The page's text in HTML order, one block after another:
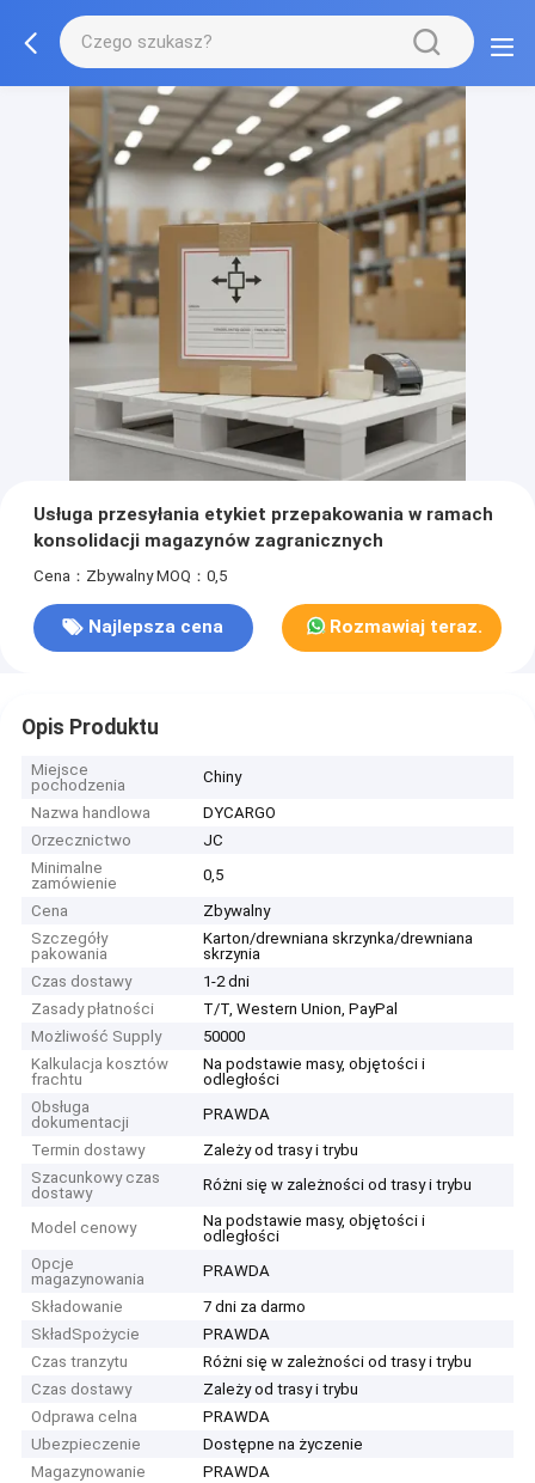
Usługa przesyłania etykiet przepakowania w ramach
konsolidacji magazynów zagranicznych
Cena：Zbywalny MOQ：0,5
Najlepsza cena Rozmawiaj teraz.
Opis Produktu
Miejsce
pochodzenia
Chiny
Nazwa handlowa
DYCARGO
Orzecznictwo
JC
Minimalne
zamówienie
0,5
Cena
Zbywalny
Szczegóły
pakowania
Karton/drewniana skrzynka/drewniana
skrzynia
Czas dostawy
1-2 dni
Zasady płatności
T/T, Western Union, PayPal
Możliwość Supply
50000
Kalkulacja kosztów
frachtu
Na podstawie masy, objętości i
odległości
Obsługa
dokumentacji
PRAWDA
Termin dostawy
Zależy od trasy i trybu
Szacunkowy czas
dostawy
Różni się w zależności od trasy i trybu
Model cenowy
Na podstawie masy, objętości i
odległości
Opcje
magazynowania
PRAWDA
Składowanie
7 dni za darmo
SkładSpożycie
PRAWDA
Czas tranzytu
Różni się w zależności od trasy i trybu
Czas dostawy
Zależy od trasy i trybu
Odprawa celna
PRAWDA
Ubezpieczenie
Dostępne na życzenie
Magazynowanie
PRAWDA